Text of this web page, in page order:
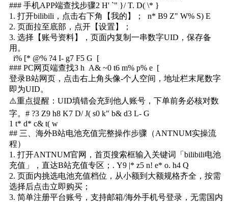
### 手机APP端查找步骤2 H' `" }/ T. D( \* }
1. 打开bilibili，点击右下角【我的】；
n* B9 Z" W% S) E
2. 页面拉至底部，点开【设置】；
3. 选择【账号资料】，页面内复制一串数字UID，保存备
用。
i% [* @% ?4 I- g7 F5 G [
### PC网页端查找3 h A& ~0 t6 m% p% e [
登录B站网页，点击右上角头像-个人空间，地址栏末尾数字
即为UID。
⚠️重点提醒：UID填错会充到他人账号，下单前务必核对数
字。 # ?3 Z9 h8 K7 D/ J( s0 k" b& d3 L- G
1 t* d* c& t( w
## 三、海外B站电池充值完整操作步骤（ANTNUM实操流
程）
1. 打开ANTNUM官网，首页搜索框输入关键词「bilibili电池
充值」，直达B站充值专区； . Y9 |* z5 n! e* o. h4 Q
2. 页面内挑选电池充值档位，从小额到大额规格齐全，按需
选择后点击立即购买；
3. 简单注册平台账号，支持邮箱/海外手机号登录，无需国内